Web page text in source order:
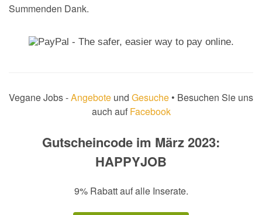
Summenden Dank.
Vegane Jobs -Angebote und Gesuche • Besuchen Sie uns
auch auf Facebook
Gutscheincode im März 2023:
HAPPYJOB
9% Rabatt auf alle Inserate.